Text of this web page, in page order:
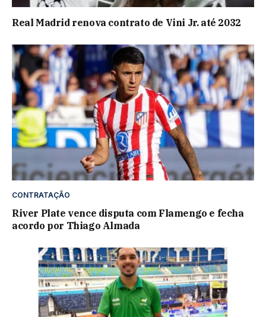
Real Madrid renova contrato de Vini Jr. até 2032
CONTRATAÇÃO
River Plate vence disputa com Flamengo e fecha
acordo por Thiago Almada